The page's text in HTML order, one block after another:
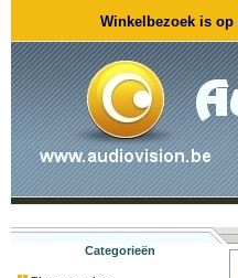
Winkelbezoek is
Categorieën